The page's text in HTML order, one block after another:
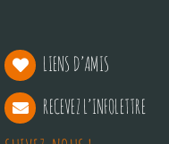
LIENS D’AMIS
RECEVEZ L’INFOLETTRE